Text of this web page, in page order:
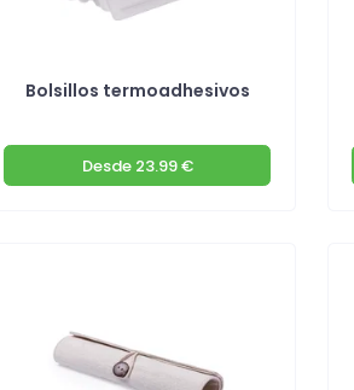
Bolsillos termoadhesivos
Desde23.99 €